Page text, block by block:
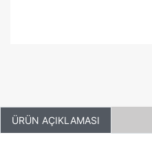
ÜRÜN AÇIKLAMASI